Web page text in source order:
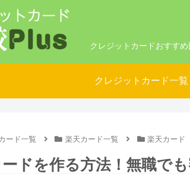
クレジットカードおすす
クレジットカード一覧
ード一覧 楽天カード一覧 楽天カード
ドを作る方法！無職で